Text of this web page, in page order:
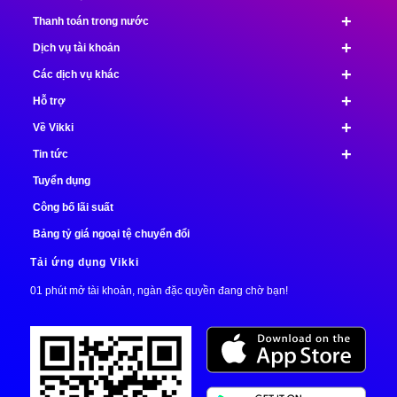
+
Thanh toán trong nước
+
Dịch vụ tài khoản
+
Các dịch vụ khác
+
Hỗ trợ
+
Về Vikki
+
Tin tức
Tuyển dụng
Công bố lãi suất
Bảng tỷ giá ngoại tệ chuyển đổi
Tải ứng dụng Vikki
01 phút mở tài khoản, ngàn đặc quyền đang chờ bạn!